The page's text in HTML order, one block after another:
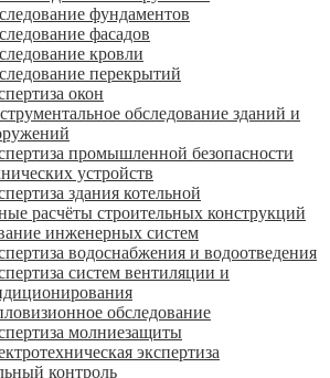
фундаментов
фасадов
кровли
перекрытий
окон
обследование зданий и
промышленной безопасности
устройств
здания котельной
расчёты строительных конструкций
инженерных систем
водоснабжения и водоотведения
систем вентиляции и
обследование
молниезащиты
экспертиза
контроль